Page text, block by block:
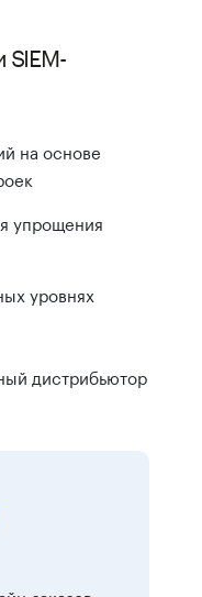
на основе
упрощения
уровнях
дистрибьютор